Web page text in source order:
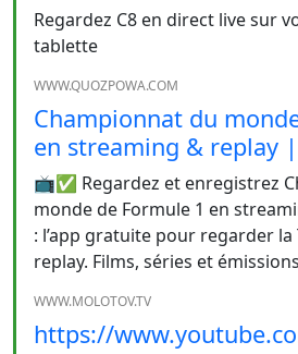
Regardez C8 en direct live sur
tablette
WWW.QUOZPOWA.COM
Championnat du
en streaming & replay
📺✅ Regardez et enregistrez
monde de Formule 1 en
: l’app gratuite pour regarder la
replay. Films, séries et
WWW.MOLOTOV.TV
https://